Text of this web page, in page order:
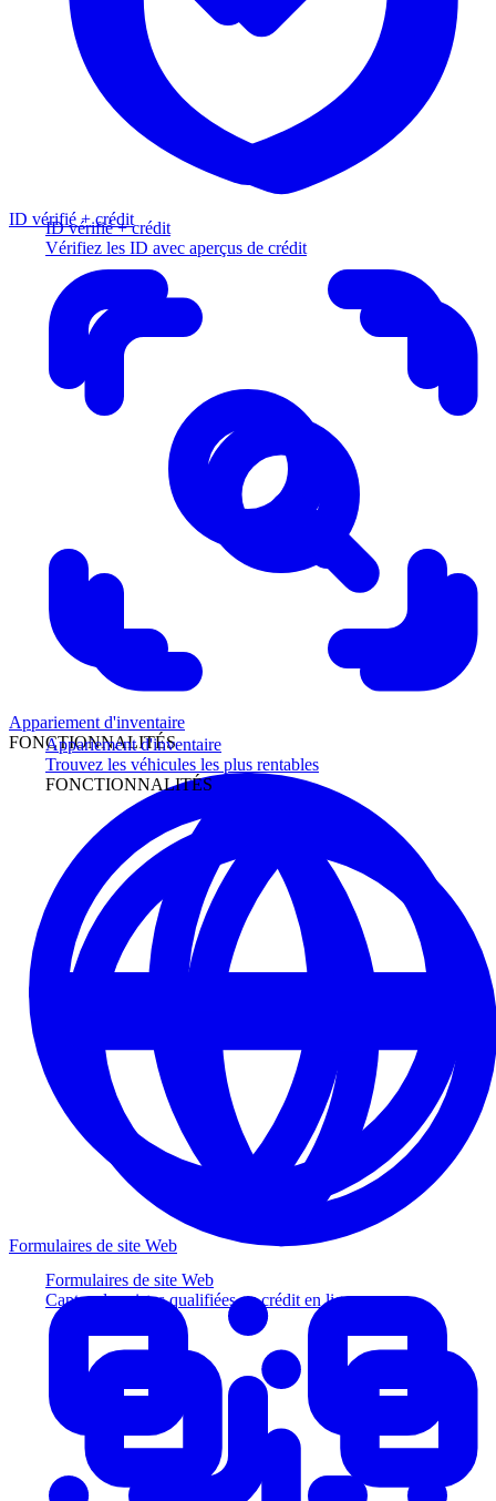
ID vérifié + crédit
Vérifiez les ID avec aperçus de crédit
Appariement d'inventaire
Trouvez les véhicules les plus rentables
FONCTIONNALITÉS
Formulaires de site Web
Captez des pistes qualifiées au crédit en ligne
ID vérifié + crédit
Appariement d'inventaire
FONCTIONNALITÉS
Formulaires de site Web